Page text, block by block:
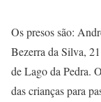
Os presos são:
Bezerra da Silva,
de Lago da Pedra.
das crianças para